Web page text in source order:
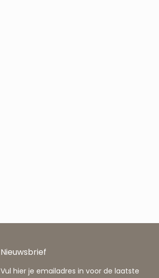
Nieuwsbrief
Vul hier je emailadres in voor de laatste